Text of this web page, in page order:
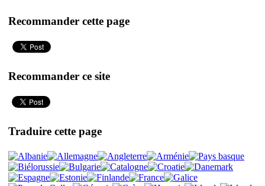
Recommander cette page
Recommander ce site
Traduire cette page